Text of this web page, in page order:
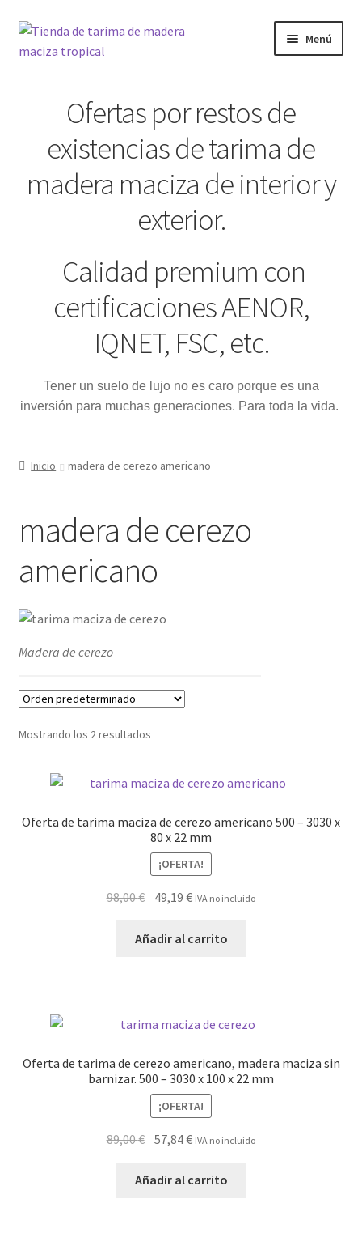
Ir
a
Ir
al
Menú
Ofertas por restos de
existencias de tarima de
madera maciza de interior y
exterior.
Calidad premium con
certificaciones AENOR,
IQNET, FSC, etc.
Tener un suelo de lujo no es caro porque es una
inversión para muchas generaciones. Para toda la vida.
Inicio madera de cerezo americano
madera de cerezo
americano
Madera de cerezo
Mostrando los 2 resultados
Oferta de tarima maciza de cerezo americano 500 – 3030 x
80 x 22 mm
¡OFERTA!
98,00€ El
original
49,19€El
actual
IVA no incluido
Añadir al carrito
Oferta de tarima de cerezo americano, madera maciza sin
barnizar. 500 – 3030 x 100 x 22 mm
¡OFERTA!
89,00€ El
original
57,84€El
actual
IVA no incluido
Añadir al carrito